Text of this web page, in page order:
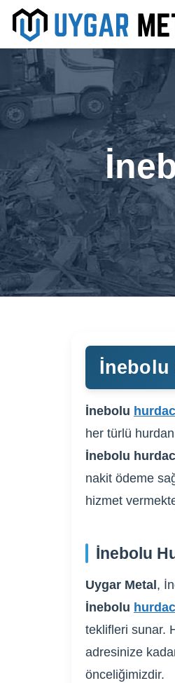
İnebolu
İnebolu
her türlü
İnebolu
nakit ödeme
hizmet
İnebolu
Uygar Metal ,
İnebolu
teklifleri sunar.
adresinize
önceliğimizdir.